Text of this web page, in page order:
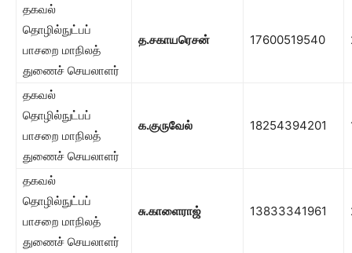
தகவல்
தொழில்நுட்பப்
பாசறை மாநிலத்
துணைச் செயலாளர்
த.சகாயரெசன் 17600519540
தகவல்
தொழில்நுட்பப்
பாசறை மாநிலத்
துணைச் செயலாளர்
க.குருவேல் 18254394201
தகவல்
தொழில்நுட்பப்
பாசறை மாநிலத்
துணைச் செயலாளர்
சு.காளைராஜ் 13833341961